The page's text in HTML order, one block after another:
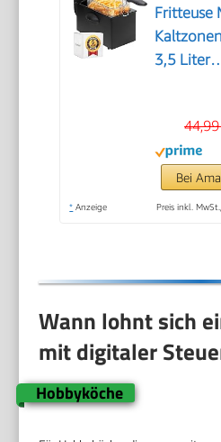
Fritteuse
3,5 Liter
190 °C,
2000
Bei
* Anzeige Preis inkl.
Wann lohnt sich
mit digitaler
Hobbyköche